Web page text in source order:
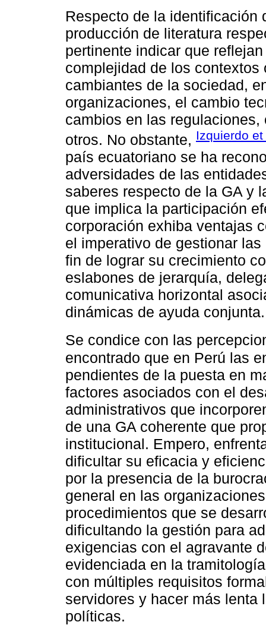
Respecto de la identificación
producción de literatura
pertinente indicar que
complejidad de los
cambiantes de la sociedad,
organizaciones, el cambio
cambios en las
otros. No obstante, Izquierdo
país ecuatoriano se ha
adversidades de las
saberes respecto de la GA y
que implica la participación
corporación exhiba ventajas
el imperativo de gestionar
fin de lograr su crecimiento
eslabones de jerarquía,
comunicativa horizontal
dinámicas de ayuda conjunta.
Se condice con las
encontrado que en Perú las
pendientes de la puesta en
factores asociados con el
administrativos que
de una GA coherente que
institucional. Empero,
dificultar su eficacia y
por la presencia de la
general en las
procedimientos que se
dificultando la gestión para
exigencias con el agravante
evidenciada en la
con múltiples requisitos
servidores y hacer más lenta
políticas.